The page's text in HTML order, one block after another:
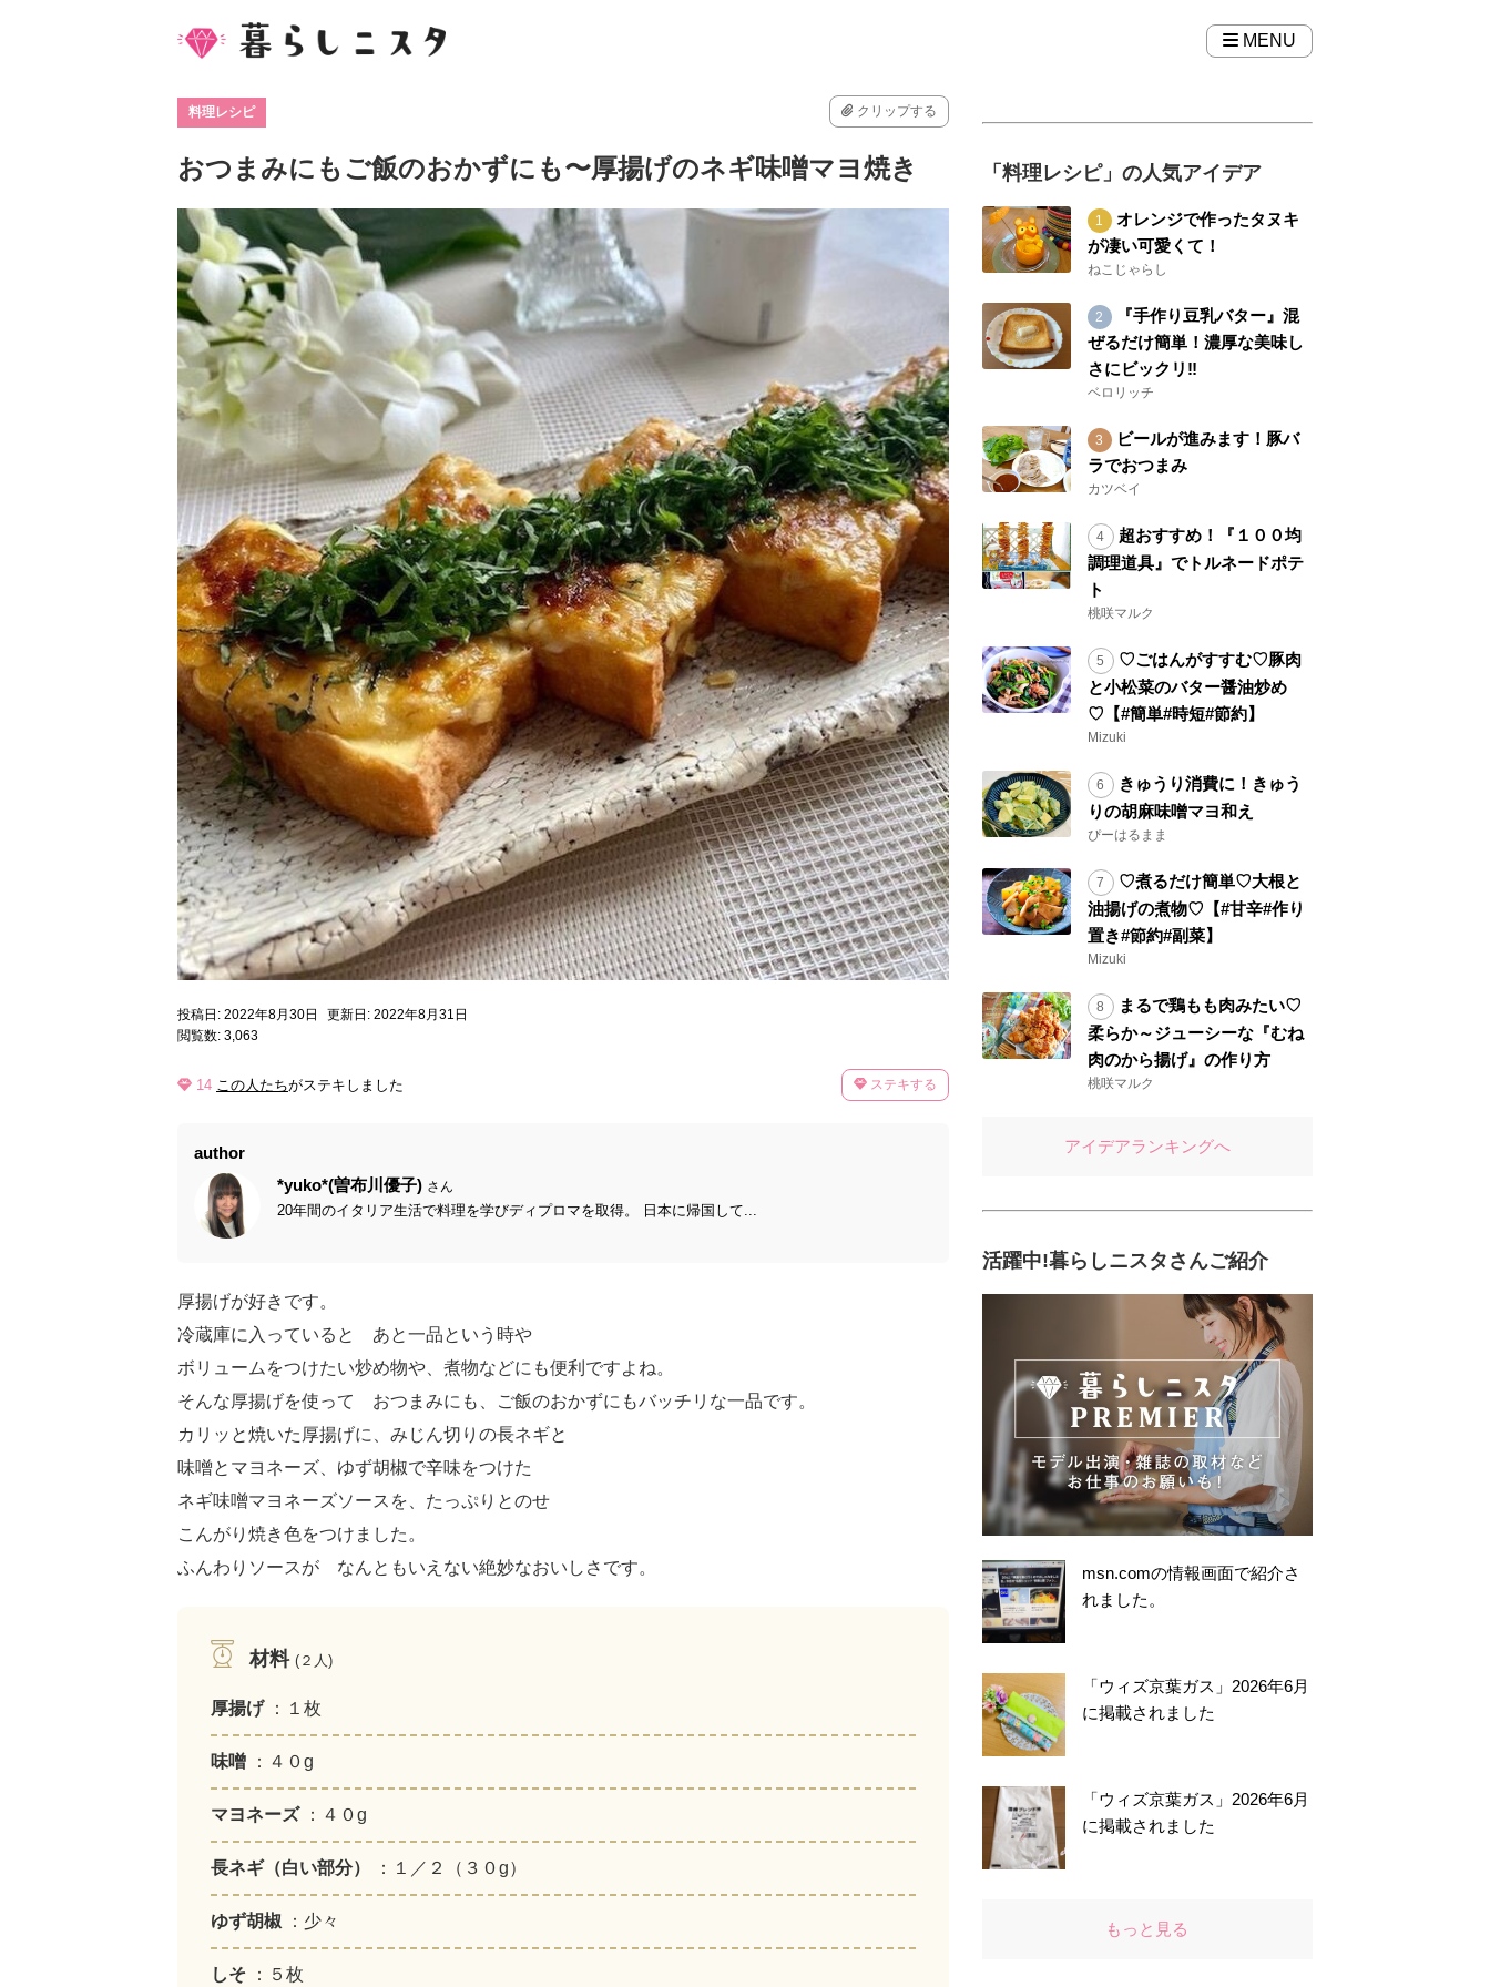
MENU
料理レシピ クリップする
おつまみにもご飯のおかずにも〜厚揚げのネギ味噌マヨ焼き
投稿日: 2022年8月30日
更新日: 2022年8月31日
閲覧数: 3,063
14 この人たちがステキしました ステキする
author
*yuko*(曽布川優子) さん
20年間のイタリア生活で料理を学びディプロマを取得。 日本に帰国して...
厚揚げが好きです。
冷蔵庫に入っていると あと一品という時や
ボリュームをつけたい炒め物や、煮物などにも便利ですよね。
そんな厚揚げを使って おつまみにも、ご飯のおかずにもバッチリな一品です。
カリッと焼いた厚揚げに、みじん切りの長ネギと
味噌とマヨネーズ、ゆず胡椒で辛味をつけた
ネギ味噌マヨネーズソースを、たっぷりとのせ
こんがり焼き色をつけました。
ふんわりソースが なんともいえない絶妙なおいしさです。
材料 (２人)
厚揚げ ：１枚
味噌 ：４０g
マヨネーズ ：４０g
長ネギ（白い部分） ：１／２（３０g）
ゆず胡椒 ：少々
しそ ：５枚
「料理レシピ」の人気アイデア
オレンジで作ったタヌキ
が凄い可愛くて！
ねこじゃらし
『手作り豆乳バター』混
ぜるだけ簡単！濃厚な美味し
さにビックリ‼︎
ベロリッチ
ビールが進みます！豚バ
ラでおつまみ
カツベイ
超おすすめ！『１００均
調理道具』でトルネードポテ
ト
桃咲マルク
♡ごはんがすすむ♡豚肉
と小松菜のバター醤油炒め
♡【#簡単#時短#節約】
Mizuki
きゅうり消費に！きゅう
りの胡麻味噌マヨ和え
ぴーはるまま
♡煮るだけ簡単♡大根と
油揚げの煮物♡【#甘辛#作り
置き#節約#副菜】
Mizuki
まるで鶏もも肉みたい♡
柔らか～ジューシーな『むね
肉のから揚げ』の作り方
桃咲マルク
アイデアランキングへ
活躍中!暮らしニスタさんご紹介
msn.comの情報画面で紹介さ
れました。
「ウィズ京葉ガス」2026年6月
に掲載されました
「ウィズ京葉ガス」2026年6月
に掲載されました
もっと見る